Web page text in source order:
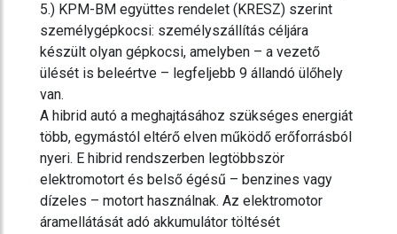
5.) KPM-BM együttes rendelet (KRESZ) szerint
személygépkocsi: személyszállítás céljára
készült olyan gépkocsi, amelyben – a vezető
ülését is beleértve – legfeljebb 9 állandó ülőhely
van.
A hibrid autó a meghajtásához szükséges energiát
több, egymástól eltérő elven működő erőforrásból
nyeri. E hibrid rendszerben legtöbbször
elektromotort és belső égésű – benzines vagy
dízeles – motort használnak. Az elektromotor
áramellátását adó akkumulátor töltését